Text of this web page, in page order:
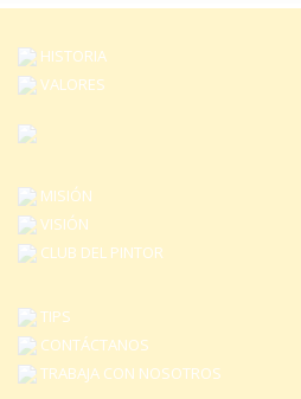
HISTORIA
VALORES
MISIÓN
VISIÓN
CLUB DEL PINTOR
TIPS
CONTÁCTANOS
TRABAJA CON NOSOTROS